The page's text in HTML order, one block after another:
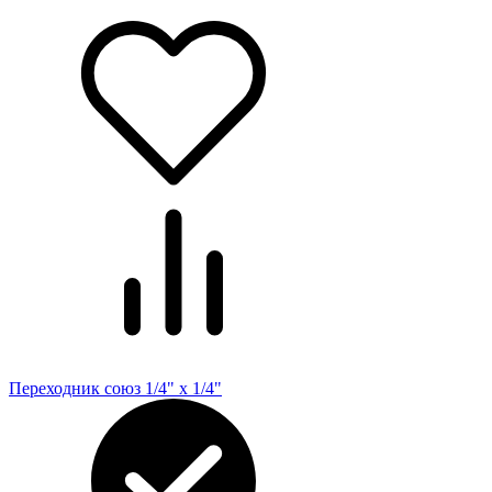
Переходник союз 1/4" х 1/4"